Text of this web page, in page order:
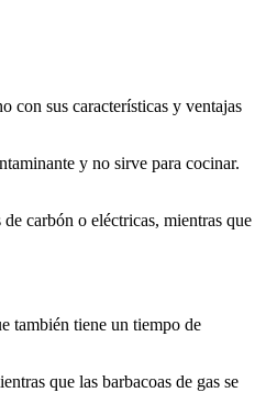
con sus características y ventajas
y no sirve para cocinar.
carbón o eléctricas, mientras que
también tiene un tiempo de
que las barbacoas de gas se